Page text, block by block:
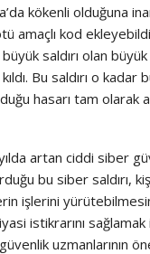
kökenli olduğuna
amaçlı kod
saldırı olan
kıldı. Bu saldırı o
hasarı tam olarak
artan ciddi siber
bu siber saldırı,
işlerini
istikrarını
uzmanlarının